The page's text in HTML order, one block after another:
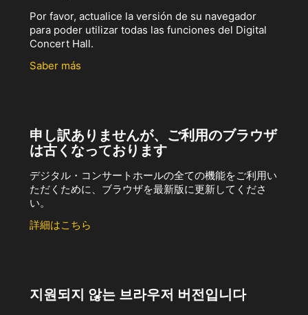
Por favor, actualice la versión de su navegador
para poder utilizar todas las funciones del Digital
Concert Hall.
Saber más
申し訳ありませんが、ご利用のブラウザ
は古くなっております
デジタル・コンサートホールの全ての機能をご利用い
ただくために、ブラウザを最新版に更新してくださ
い。
詳細はこちら
지원되지 않는 브라우저 버전입니다